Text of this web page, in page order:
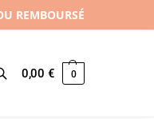
REMBOURSÉ
0,00€ 0